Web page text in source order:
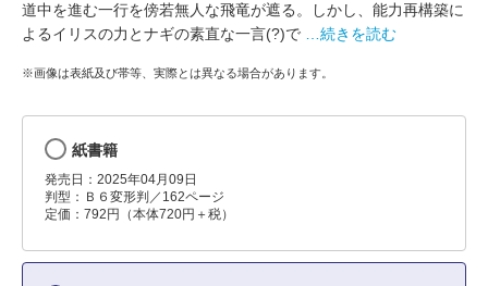
道中を進む一行を傍若無人な飛竜が遮る。しかし、能力再構築に
よるイリスの力とナギの素直な一言(?)で
…続きを読む
※画像は表紙及び帯等、実際とは異なる場合があります。
紙書籍
発売日：2025年04月09日
判型：Ｂ６変形判／162ページ
定価：792円（本体720円＋税）